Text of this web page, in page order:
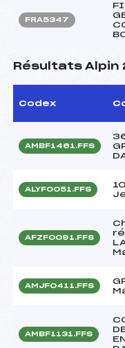
FRA5347
Résultats Alpin
Codex
AMBF1461.FFS
ALYF0051.FFS
AFZF0091.FFS
AMJF0411.FFS
AMBF1131.FFS